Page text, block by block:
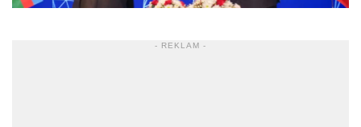
- REKLAM -